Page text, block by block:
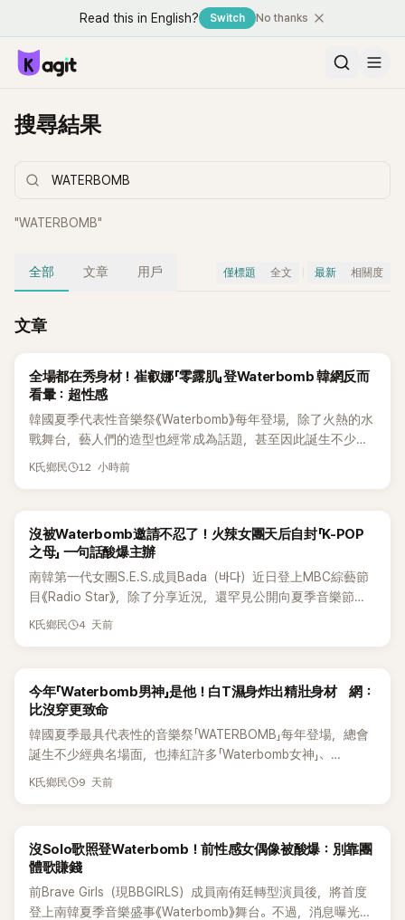
Read this in English? Switch No thanks
搜尋結果
"WATERBOMB"
全部 文章 用戶 僅標題 全文 最新 相關度
文章
全場都在秀身材！崔叡娜「零露肌」登Waterbomb 韓網反而
看暈：超性感
韓國夏季代表性音樂祭《Waterbomb》每年登場，除了火熱的水
戰舞台，藝人們的造型也經常成為話題，甚至因此誕生不少
「Waterbomb女神」、「Waterbomb男神」。過去包括泫雅、宣
K氏鄉民 12 小時前
沒被Waterbomb邀請不忍了！火辣女團天后自封「K-POP
之母」 一句話酸爆主辦
南韓第一代女團S.E.S.成員Bada（바다）近日登上MBC綜藝節
目《Radio Star》，除了分享近況，還罕見公開向夏季音樂節
Waterbomb喊話，笑稱自己至今從未受邀演出，更幽默表示：
K氏鄉民 4 天前
今年「Waterbomb男神」是他！白T濕身炸出精壯身材 網：
比沒穿更致命
韓國夏季最具代表性的音樂祭「WATERBOMB」每年登場，總會
誕生不少經典名場面，也捧紅許多「Waterbomb女神」、
「Waterbomb男神」。包括泫雅、宣美、請夏、權恩妃，以及白
K氏鄉民 9 天前
沒Solo歌照登Waterbomb！前性感女偶像被酸爆：別靠團
體歌賺錢
前Brave Girls（現BBGIRLS）成員南侑廷轉型演員後，將首度
登上南韓夏季音樂盛事《Waterbomb》舞台。不過，消息曝光後